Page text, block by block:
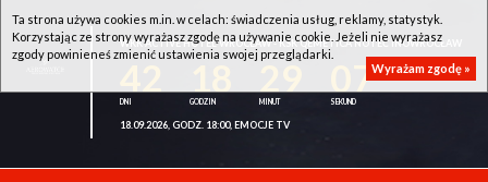
WKK ACTIVE HOTEL WROCŁAW - KSK QEMETICA NOTEĆ INOWROCŁAW
07
18.09.2026, GODZ. 18:00, EMOCJE TV
Ta strona używa cookies m.in. w celach: świadczenia usług, reklamy, statystyk.
Korzystając ze strony wyrażasz zgodę na używanie cookie. Jeżeli nie wyrażasz
zgody powinieneś zmienić ustawienia swojej przeglądarki.
Wyrażam zgodę »